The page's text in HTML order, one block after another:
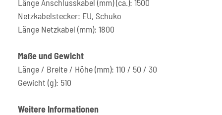
Länge Anschlusskabel (mm) (ca.): 1500
Netzkabelstecker: EU, Schuko
Länge Netzkabel (mm): 1800
Maße und Gewicht
Länge / Breite / Höhe (mm): 110 / 50 / 30
Gewicht (g): 510
Weitere Informationen